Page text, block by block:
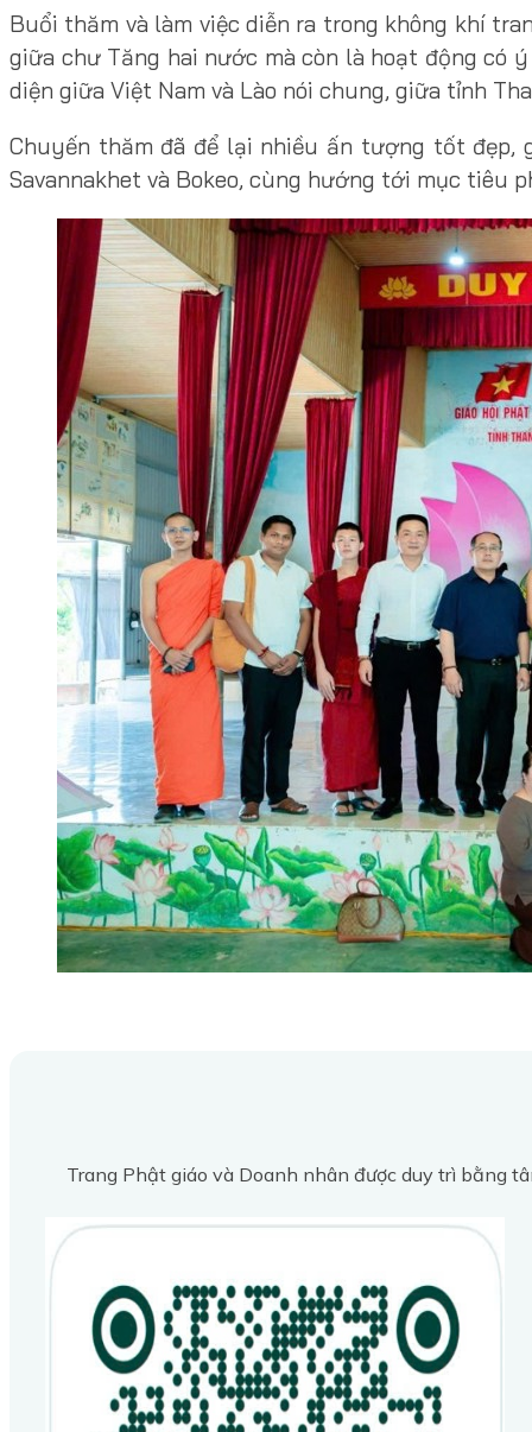
Buổi thăm và làm việc diễn ra trong không khí
giữa chư Tăng hai nước mà còn là hoạt động có
diện giữa Việt Nam và Lào nói chung, giữa tỉnh
Chuyến thăm đã để lại nhiều ấn tượng tốt đẹp,
Savannakhet và Bokeo, cùng hướng tới mục tiêu
Trang Phật giáo và Doanh nhân được duy trì bằng